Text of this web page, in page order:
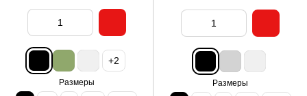
+2
Размеры Размеры